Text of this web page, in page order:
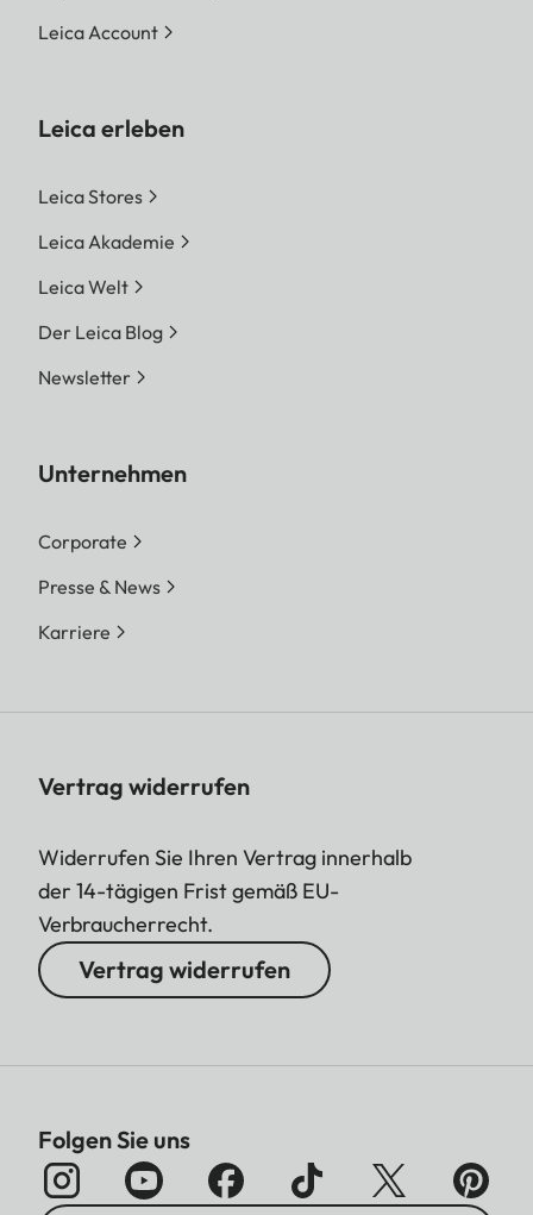
Leica Account
Leica erleben
Leica Stores
Leica Akademie
Leica Welt
Der Leica Blog
Newsletter
Unternehmen
Corporate
Presse & News
Karriere
Vertrag widerrufen
Widerrufen Sie Ihren Vertrag innerhalb
der 14-tägigen Frist gemäß EU-
Verbraucherrecht.
Vertrag widerrufen
Folgen Sie uns